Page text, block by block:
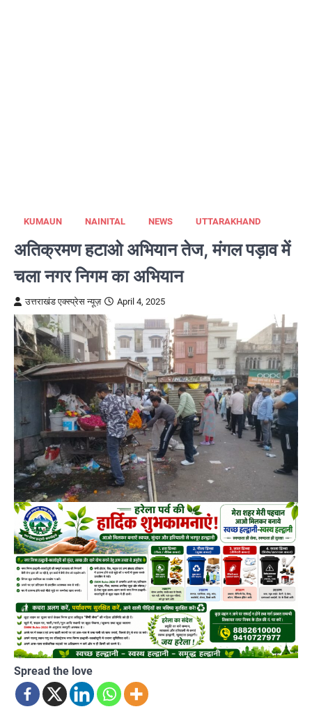
KUMAUN NAINITAL NEWS UTTARAKHAND
अतिक्रमण हटाओ अभियान तेज, मंगल पड़ाव में
चला नगर निगम का अभियान
उत्तराखंड एक्स्प्रेस न्यूज़ April 4, 2025
Spread the love